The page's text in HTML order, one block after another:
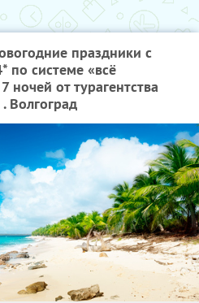
праздники с
по системе «всё
ночей от турагентства
. Волгоград